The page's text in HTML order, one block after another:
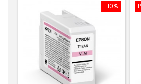
-10%